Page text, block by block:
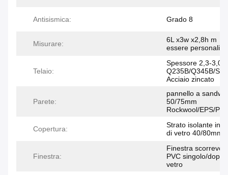
Antisismica: Grado 8
Misurare:
6L x3w x2,8h m （
essere
Telaio:
Spessore 2,3-3,0
Q235B/Q345B/
Acciaio zincato
Parete:
pannello a
50/75mm
Rockwool/EPS/PU
Copertura:
Strato isolante in
di vetro 40/80mm
Finestra:
Finestra
PVC singolo/
vetro